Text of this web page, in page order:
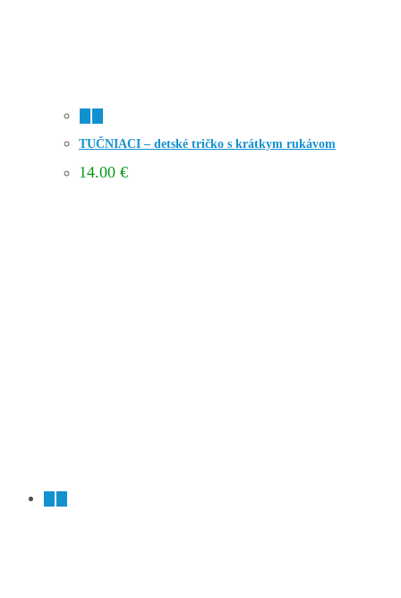
TUČNIACI – detské tričko s krátkym rukávom
14.00 €